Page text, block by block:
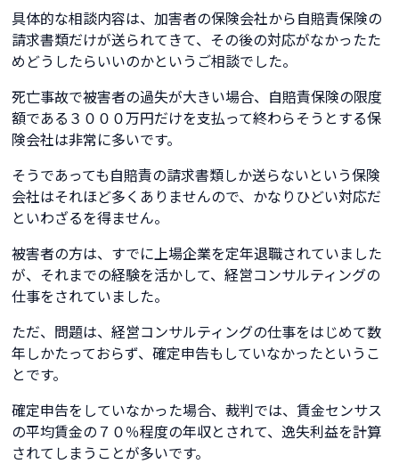
具体的な相談内容は、加害者の保険会社から自賠責保険の
請求書類だけが送られてきて、その後の対応がなかったた
めどうしたらいいのかというご相談でした。
死亡事故で被害者の過失が大きい場合、自賠責保険の限度
額である３０００万円だけを支払って終わらそうとする保
険会社は非常に多いです。
そうであっても自賠責の請求書類しか送らないという保険
会社はそれほど多くありませんので、かなりひどい対応だ
といわざるを得ません。
被害者の方は、すでに上場企業を定年退職されていました
が、それまでの経験を活かして、経営コンサルティングの
仕事をされていました。
ただ、問題は、経営コンサルティングの仕事をはじめて数
年しかたっておらず、確定申告もしていなかったというこ
とです。
確定申告をしていなかった場合、裁判では、賃金センサス
の平均賃金の７０％程度の年収とされて、逸失利益を計算
されてしまうことが多いです。